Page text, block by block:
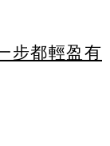
步都輕盈有